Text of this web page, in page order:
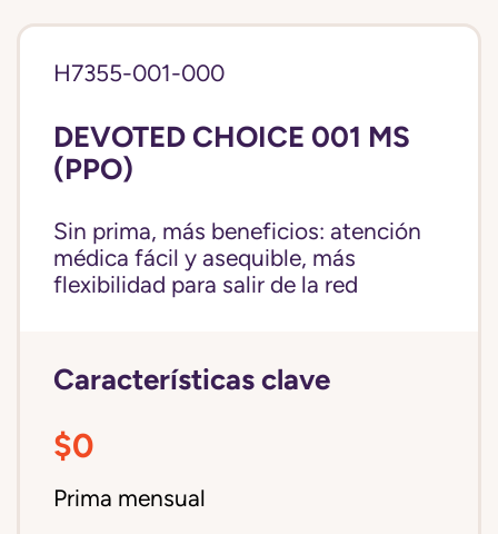
H7355-001-000
DEVOTED CHOICE 001 MS
(PPO)
Sin prima, más beneficios: atención
médica fácil y asequible, más
flexibilidad para salir de la red
Características clave
$0
Prima mensual